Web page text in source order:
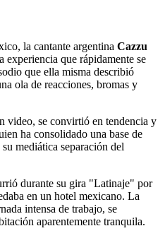
la cantante argentina Cazzu
experiencia que rápidamente se
que ella misma describió
ola de reacciones, bromas y
video, se convirtió en tendencia y
ha consolidado una base de
mediática separación del
durante su gira "Latinaje" por
en un hotel mexicano. La
intensa de trabajo, se
aparentemente tranquila.